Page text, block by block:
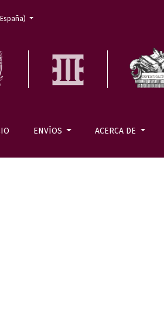
ENVÍOS ACERCA DE
idioma. El actual es: